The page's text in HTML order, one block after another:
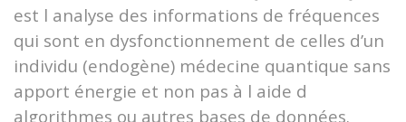
est l analyse des informations de fréquences
qui sont en dysfonctionnement de celles d’un
individu (endogène) médecine quantique sans
apport énergie et non pas à l aide d
algorithmes ou autres bases de données.